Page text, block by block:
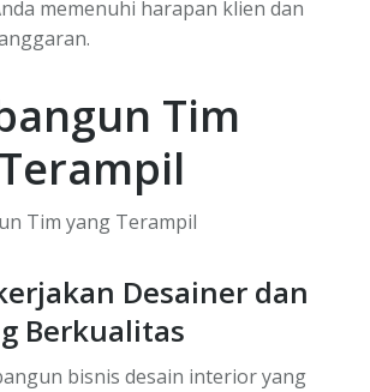
memenuhi harapan klien dan
Tim
Desainer dan
Berkualitas
bisnis desain interior yang